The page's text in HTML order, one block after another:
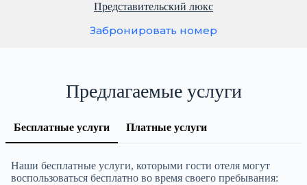
Представительский люкс
Забронировать номер
Предлагаемые услуги
Бесплатные услуги Платные услуги
Наши бесплатные услуги, которыми гости отеля могут
воспользоваться бесплатно во время своего пребывания: